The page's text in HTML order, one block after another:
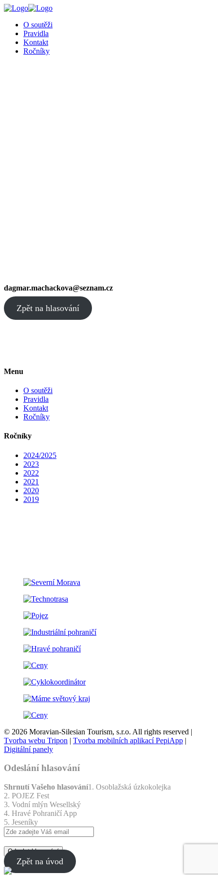
O soutěži
Pravidla
Kontakt
Ročníky
dagmar.machackova@seznam.cz
Zpět na hlasování
Menu
O soutěži
Pravidla
Kontakt
Ročníky
Ročníky
2024/2025
2023
2022
2021
2020
2019
© 2026 Moravian-Silesian Tourism, s.r.o. All rights reserved |
Tvorba webu Tripon | Tvorba mobilních aplikací PepiApp |
Digitální panely
Odeslání hlasování
Shrnutí Vašeho hlasování1. Osoblažská úzkokolejka
2. POJEZ Fest
3. Vodní mlýn Wesellský
4. Hravé Pohraničí App
5. Jeseníky
Odeslat hlasování
Zpět na úvod